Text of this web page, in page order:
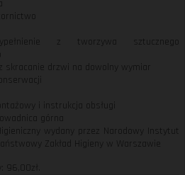
z tworzywa sztucznego
skracanie drzwi na dowolny wymiar
i instrukcja obsługi
górna
wydany przez Narodowy Instytut
Zakład Higieny w Warszawie